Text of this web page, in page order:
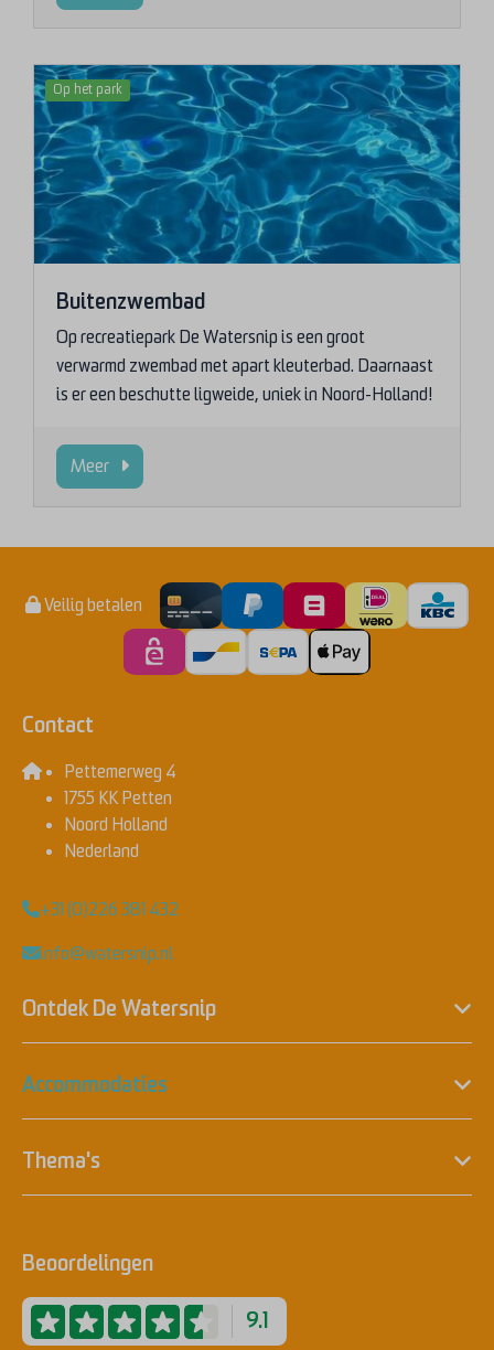
Op het park
Buitenzwembad
Op recreatiepark De Watersnip is een groot
verwarmd zwembad met apart kleuterbad. Daarnaast
is er een beschutte ligweide, uniek in Noord-Holland!
Meer
Veilig betalen
Contact
Pettemerweg 4
1755 KK Petten
Noord Holland
Nederland
+31 (0)226 381 432
info@watersnip.nl
Ontdek De Watersnip
Accommodaties
Thema's
Beoordelingen
9.1